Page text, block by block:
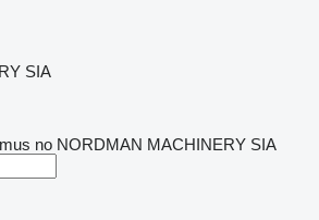
SIA
no NORDMAN MACHINERY SIA